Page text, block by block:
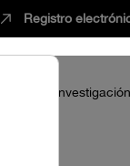
Registro
Investigación